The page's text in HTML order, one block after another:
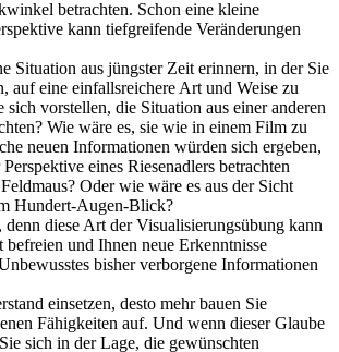
betrachten. Schon eine kleine
kann tiefgreifende Veränderungen
Situation aus jüngster Zeit erinnern, in der Sie
auf eine einfallsreichere Art und Weise zu
sich vorstellen, die Situation aus einer anderen
Wie wäre es, sie wie in einem Film zu
neuen Informationen würden sich ergeben,
eines Riesenadlers betrachten
Oder wie wäre es aus der Sicht
Hundert-Augen-Blick?
denn diese Art der Visualisierungsübung kann
und Ihnen neue Erkenntnisse
bisher verborgene Informationen
einsetzen, desto mehr bauen Sie
Fähigkeiten auf. Und wenn dieser Glaube
sich in der Lage, die gewünschten